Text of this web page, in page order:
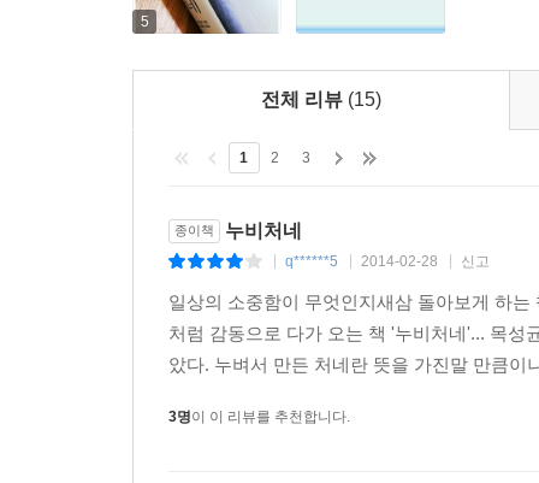
고등학교 몇 학년 때인지 가정실습(家庭實習) 때
우리 농사 중 파종의 대미는 천수답 모내기를 끝
차려놓고 먹었다. 신록이 우거진 그늘에서 뻐꾸
은 채 우리 옆 오동나무 그늘 아래서 풀을 어귀적
우리 점심 차림은 너무 소박했다. 햇보리 반과 묵
의 입맛을 내준 것은 황금색 튀장이었던 듯하다.
어 꾸기꾸기해서 입에 넣으셨다.
아버지가 상추쌈을 입에 넣고 눈을 끔뻑하면 목
눈, 그 눈에 뻐꾸기 우는 녹음 방창한 산이 한 귀
통히 부은 지금의 내 손과 똑같았다.
본 적은 없다. 점심을 먹고 어디론가 가셨던 아버
5
전체 리뷰 (15)
1 2 3
종이책 누비처네
q******5 2014-02-28 신고
일상의 소중함이 무엇인지새삼 돌아보게 하
처럼 감동으로 다가 오는 책 '누비처네'... 목성
았다. 누벼서 만든 처네란 뜻을 가진말 만큼
3명이 이 리뷰를 추천합니다.